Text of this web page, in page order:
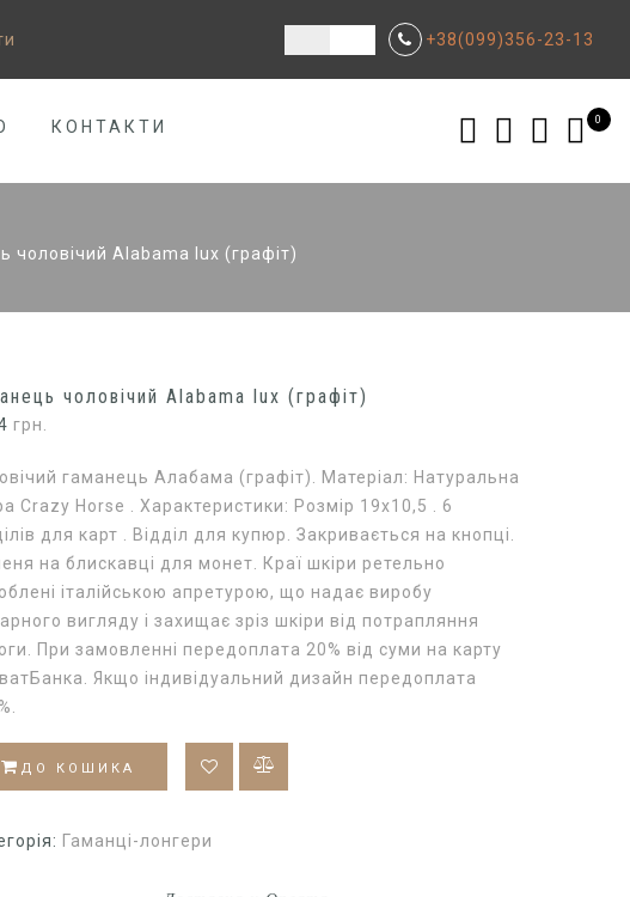
+38(099)356-23-13
КОНТАКТИ 0
чоловічий Alabama lux (графіт)
чоловічий Alabama lux (графіт)
грн.
гаманець Алабама (графіт). Матеріал: Натуральна
Crazy Horse . Характеристики: Розмір 19х10,5 . 6
для карт . Відділ для купюр. Закривається на кнопці.
на блискавці для монет. Краї шкіри ретельно
італійською апретурою, що надає виробу
вигляду і захищає зріз шкіри від потрапляння
При замовленні передоплата 20% від суми на карту
Якщо індивідуальний дизайн передоплата
ДО КОШИКА
Гаманці-лонгери